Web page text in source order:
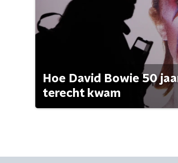
Hoe David Bowie 50
terecht kwam